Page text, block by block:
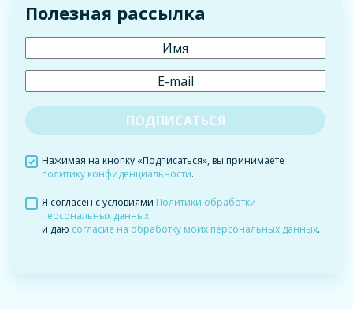
Полезная рассылка
Нажимая на кнопку «Подписаться», вы принимаете
политику конфиденциальности.
Я согласен с условиями Политики обработки
персональных данных
и даю согласие на обработку моих персональных данных.